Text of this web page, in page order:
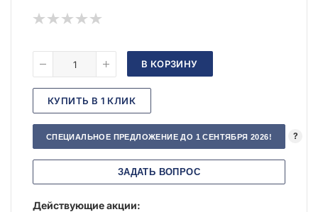
В КОРЗИНУ
КУПИТЬ В 1 КЛИК
СПЕЦИАЛЬНОЕ ПРЕДЛОЖЕНИЕ ДО 1 СЕНТЯБРЯ 2026! ?
ЗАДАТЬ ВОПРОС
Действующие акции: